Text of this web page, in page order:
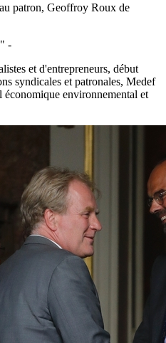
patron, Geoffroy Roux de
-
et d'entrepreneurs, début
syndicales et patronales, Medef
environnemental et